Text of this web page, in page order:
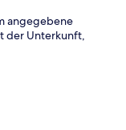
angegebene
der Unterkunft,